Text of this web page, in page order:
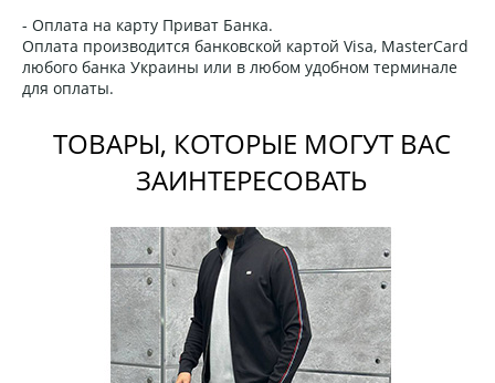
- Оплата на карту Приват Банка.
Оплата производится банковской картой Visa, MasterCard
любого банка Украины или в любом удобном терминале
для оплаты.
ТОВАРЫ, КОТОРЫЕ МОГУТ ВАС
ЗАИНТЕРЕСОВАТЬ